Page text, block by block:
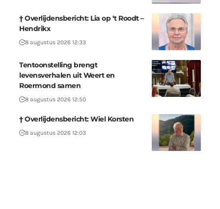
† Overlijdensbericht: Lia op ‘t Roodt –
Hendrikx
8 augustus 2026 12:33
Tentoonstelling brengt
levensverhalen uit Weert en
Roermond samen
8 augustus 2026 12:50
† Overlijdensbericht: Wiel Korsten
8 augustus 2026 12:03